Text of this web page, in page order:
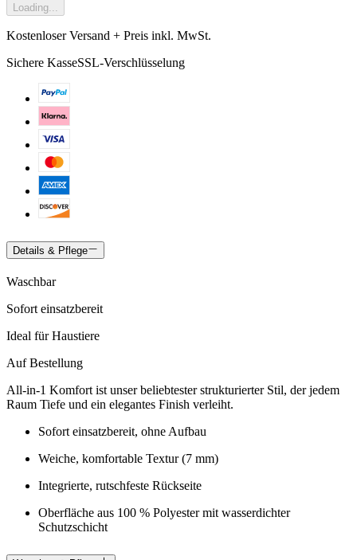
Loading...
Kostenloser Versand + Preis inkl. MwSt.
Sichere KasseSSL-Verschlüsselung
Details & Pflege
Waschbar
Sofort einsatzbereit
Ideal für Haustiere
Auf Bestellung
All-in-1 Komfort ist unser beliebtester strukturierter Stil, der jedem
Raum Tiefe und ein elegantes Finish verleiht.
Sofort einsatzbereit, ohne Aufbau
Weiche, komfortable Textur (7 mm)
Integrierte, rutschfeste Rückseite
Oberfläche aus 100 % Polyester mit wasserdichter
Schutzschicht